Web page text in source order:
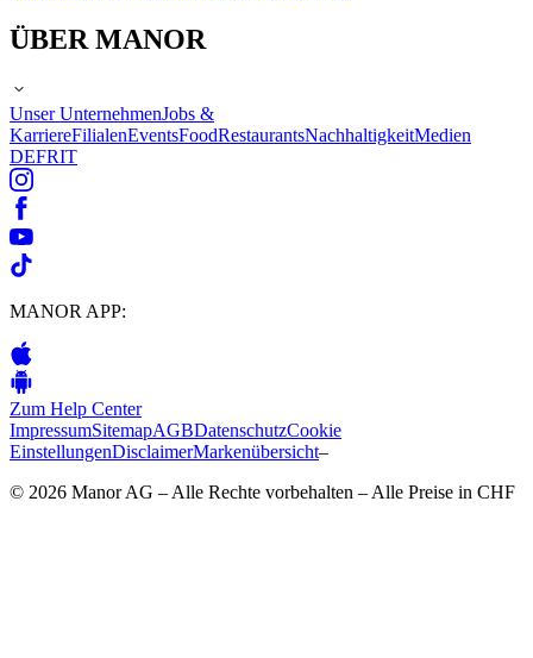
ÜBER MANOR
Unser UnternehmenJobs &
KarriereFilialenEventsFoodRestaurantsNachhaltigkeitMedien
DEFRIT
MANOR APP:
Zum Help Center
ImpressumSitemapAGBDatenschutzCookie
EinstellungenDisclaimerMarkenübersicht–
© 2026 Manor AG – Alle Rechte vorbehalten – Alle Preise in CHF